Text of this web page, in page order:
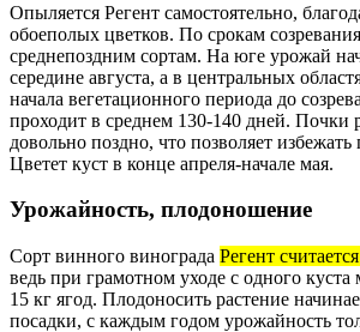
Опыляется Регент самостоятельно,
обоеполых цветков. По срокам
среднепоздним сортам. На юге урожай
середине августа, а в центральных
начала вегетационного периода до
проходит в среднем 130-140 дней. Почки
довольно поздно, что позволяет
Цветет куст в конце апреля-начале мая.
Урожайность, плодоношение
Сорт винного винограда Регент
ведь при грамотном уходе с одного
15 кг ягод. Плодоносить растение
посадки, с каждым годом урожайность